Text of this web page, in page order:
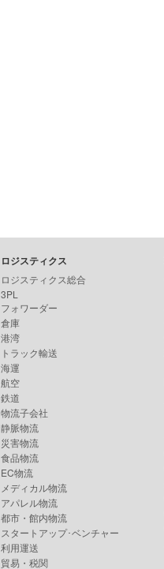
ロジスティクス
ロジスティクス総合
3PL
フォワーダー
倉庫
港湾
トラック輸送
海運
航空
鉄道
物流子会社
静脈物流
災害物流
食品物流
EC物流
メディカル物流
アパレル物流
都市・館内物流
スタートアップ･ベンチャー
利用運送
貿易・税関